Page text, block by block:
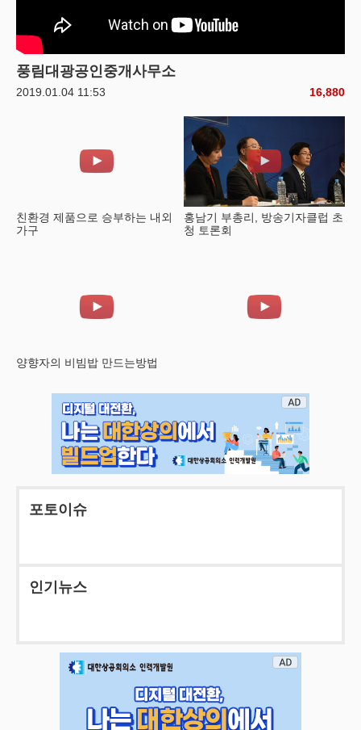
풍림대광공인중개사무소
2019.01.04 11:53 16,880
친환경 제품으로 승부하는 내외
가구
홍남기 부총리, 방송기자클럽 초
청 토론회
양향자의 비빔밥 만드는방법
포토이슈
인기뉴스